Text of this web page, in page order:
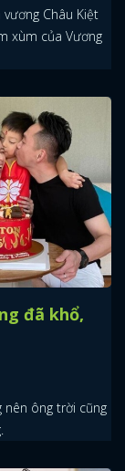
Châu Kiệt
xùm của Vương
đã khổ,
nên ông trời cũng